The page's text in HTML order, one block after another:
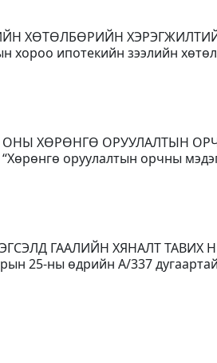
ХӨТӨЛБӨРИЙН
хороо ипотекийн зээлийн
ХӨРӨНГӨ ОРУУЛАЛТЫН
оруулалтын орчны
ГААЛИЙН ХЯНАЛТ
25-ны өдрийн А/337